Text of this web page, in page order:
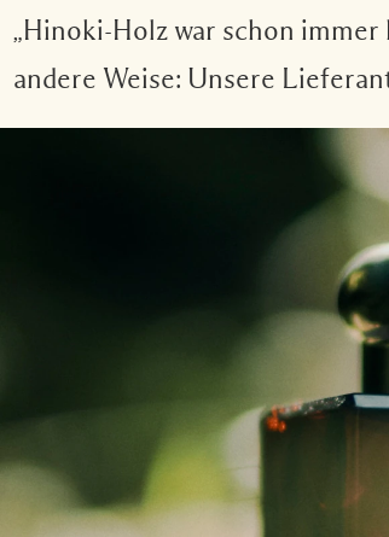
„Hinoki-Holz war schon
andere Weise: Unsere